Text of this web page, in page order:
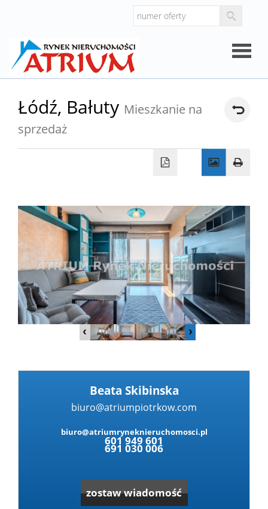
firmie
Domy
Dzialki
Łódź, Bałuty Mieszkanie na
sprzedaż
Beata Skibinska
biuro@atriumpiotrkow.com
biuro@atriumryneknieruchomosci.pl
601 949 601
691 030 006
zostaw wiadomość